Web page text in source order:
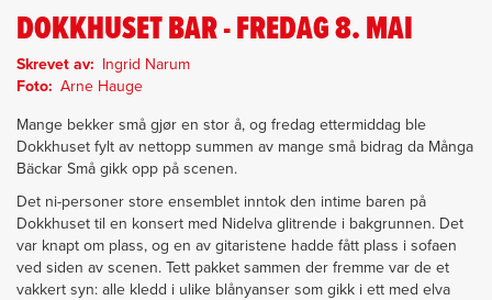
DOKKHUSET BAR - FREDAG 8. MAI
Skrevet av
Ingrid Narum
Foto
Arne Hauge
Mange bekker små gjør en stor å, og fredag ettermiddag ble
Dokkhuset fylt av nettopp summen av mange små bidrag da Många
Bäckar Små gikk opp på scenen.
Det ni-personer store ensemblet inntok den intime baren på
Dokkhuset til en konsert med Nidelva glitrende i bakgrunnen. Det
var knapt om plass, og en av gitaristene hadde fått plass i sofaen
ved siden av scenen. Tett pakket sammen der fremme var de et
vakkert syn: alle kledd i ulike blånyanser som gikk i ett med elva